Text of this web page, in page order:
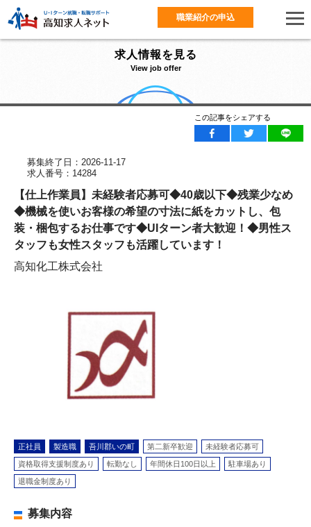
職業紹介の申込
求人情報を見る
View job offer
この記事をシェアする
募集終了日：2026-11-17
求人番号：14284
【仕上作業員】未経験者応募可◆40歳以下◆残業少なめ
◆機械を使いお客様の希望の寸法に紙をカットし、包
装・梱包するお仕事です◆UIターン者大歓迎！◆男性ス
タッフも女性スタッフも活躍しています！
高知化工株式会社
正社員 製造職 吾川郡いの町 第二新卒歓迎 未経験者応募可
資格取得支援制度あり 転勤なし 年間休日100日以上 駐車場あり
退職金制度あり
募集内容